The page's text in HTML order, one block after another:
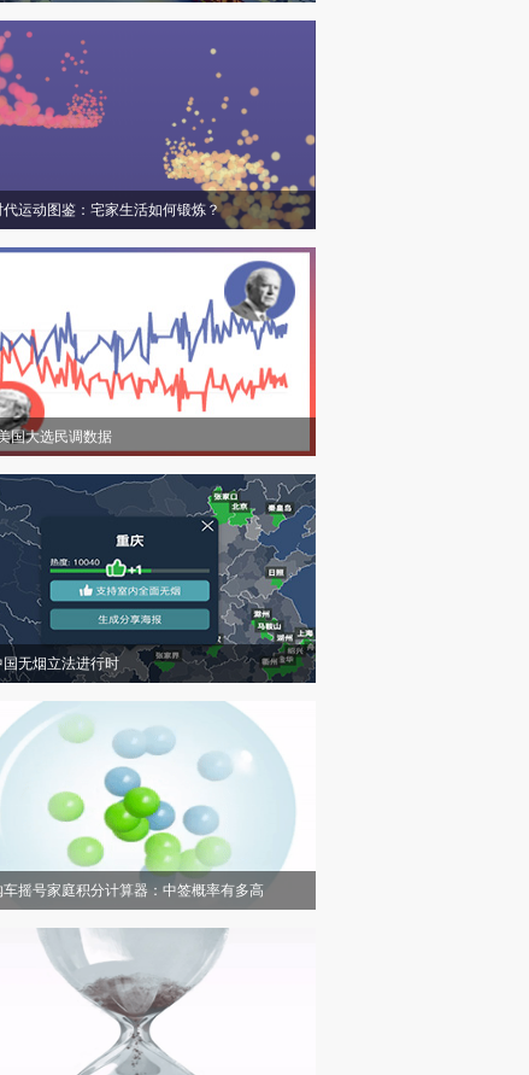
代运动图鉴：宅家生活如何锻炼？
国大选民调数据
国无烟立法进行时
车摇号家庭积分计算器：中签概率有多高